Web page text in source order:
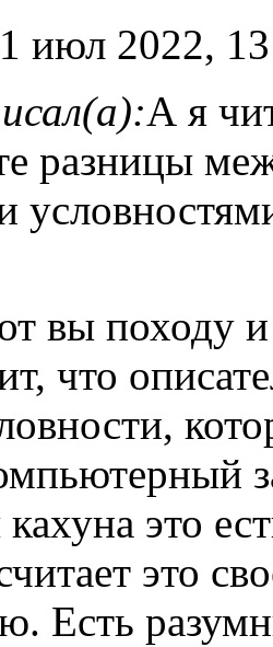
июл 2022,
А я
разницы
вы походу
что
это
это
Есть